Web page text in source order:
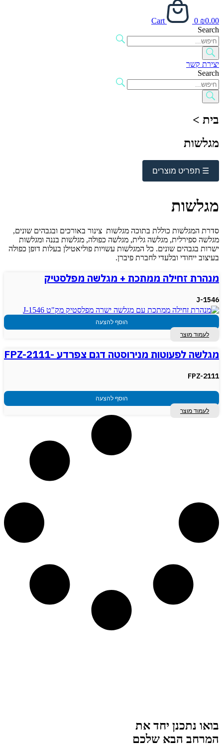
₪0.00
0
Cart
Search
יצירת קשר
Search
בית >
מגלשות
☰ תפריט מוצרים
מגלשות
סדרת המגלשות כוללת בתוכה מגלשות צינור באורכים ובגבהים שונים,
מגלשה ספירלית, מגלשה גלית, מגלשה כפולה, מגלשות בננה ומגלשות
ישרות בגבהים שונים. כל המגלשות עשויות פוליאטילן בעלות דופן כפולה
בעיצוב ייחודי ובלעדי לחברת פיברן.
מנהרת זחילה ממתכת + מגלשה מפלסטיק
J-1546
הוסף להצעה
לעמוד מוצר
מגלשה לפעוטות מנירוסטה דגם צפרדע -FPZ-2111
FPZ-2111
הוסף להצעה
לעמוד מוצר
בואו נתכנן יחד את
המרחב הבא שלכם